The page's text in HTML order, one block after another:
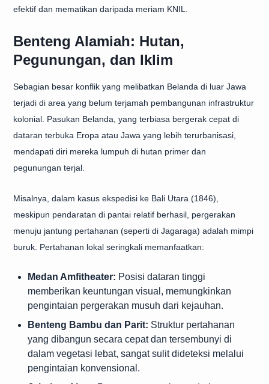
efektif dan mematikan daripada meriam KNIL.
Benteng Alamiah: Hutan,
Pegunungan, dan Iklim
Sebagian besar konflik yang melibatkan Belanda di luar Jawa
terjadi di area yang belum terjamah pembangunan infrastruktur
kolonial. Pasukan Belanda, yang terbiasa bergerak cepat di
dataran terbuka Eropa atau Jawa yang lebih terurbanisasi,
mendapati diri mereka lumpuh di hutan primer dan
pegunungan terjal.
Misalnya, dalam kasus ekspedisi ke Bali Utara (1846),
meskipun pendaratan di pantai relatif berhasil, pergerakan
menuju jantung pertahanan (seperti di Jagaraga) adalah mimpi
buruk. Pertahanan lokal seringkali memanfaatkan:
Medan Amfitheater: Posisi dataran tinggi
memberikan keuntungan visual, memungkinkan
pengintaian pergerakan musuh dari kejauhan.
Benteng Bambu dan Parit: Struktur pertahanan
yang dibangun secara cepat dan tersembunyi di
dalam vegetasi lebat, sangat sulit dideteksi melalui
pengintaian konvensional.